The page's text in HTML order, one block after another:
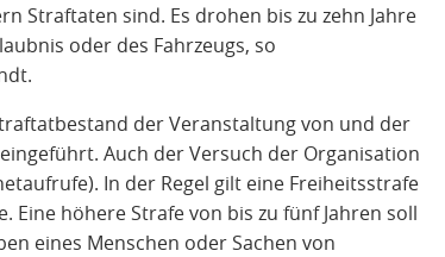
Straftaten sind. Es drohen bis zu zehn Jahre
oder des Fahrzeugs, so
der Veranstaltung von und der
Auch der Versuch der Organisation
In der Regel gilt eine Freiheitsstrafe
Eine höhere Strafe von bis zu fünf Jahren soll
eines Menschen oder Sachen von